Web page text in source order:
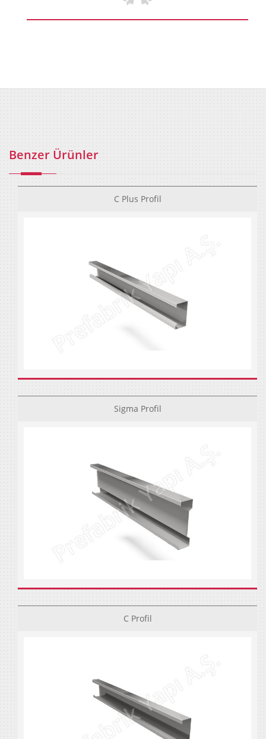
Benzer Ürünler
C Plus Profil
Sigma Profil
C Profil